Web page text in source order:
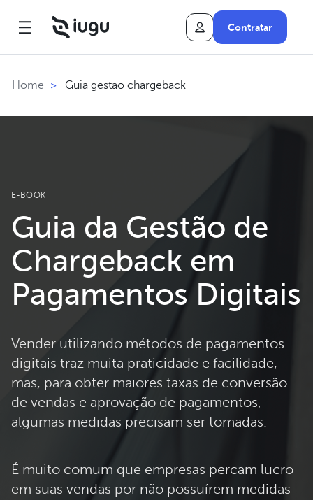
Contratar
Home > Guia gestao chargeback
E-BOOK
Guia da Gestão de
Chargeback em
Pagamentos Digitais
Vender utilizando métodos de pagamentos
digitais traz muita praticidade e facilidade,
mas, para obter maiores taxas de conversão
de vendas e aprovação de pagamentos,
algumas medidas precisam ser tomadas.
É muito comum que empresas percam lucro
em suas vendas por não possuírem medidas